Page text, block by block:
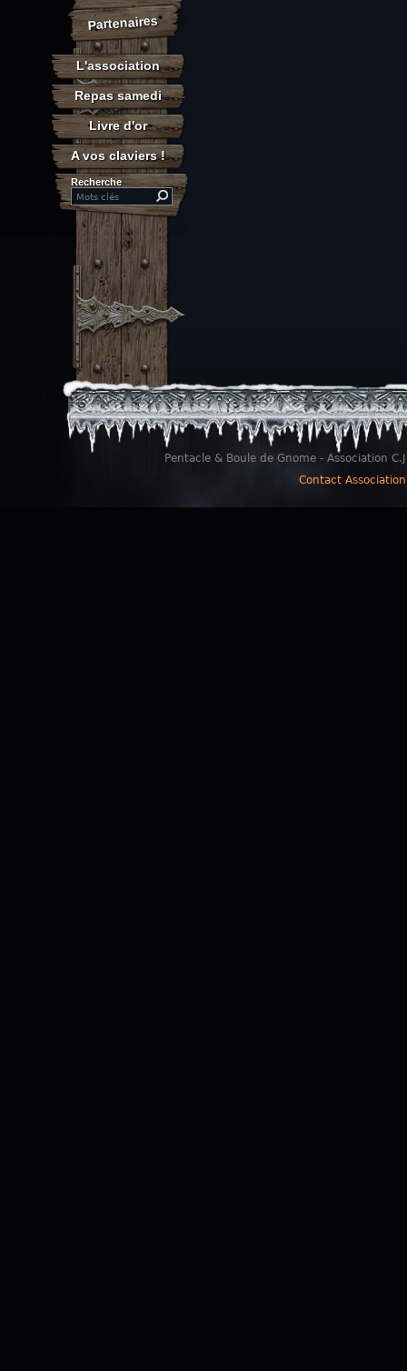
Partenaires
L'association
Repas samedi
Livre d'or
A vos claviers !
Recherche
Search this site
Pentacle & Boule de Gnome - Association
Contact Association